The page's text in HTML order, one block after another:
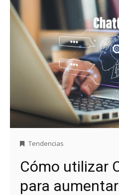
Tendencias
Cómo utilizar
para